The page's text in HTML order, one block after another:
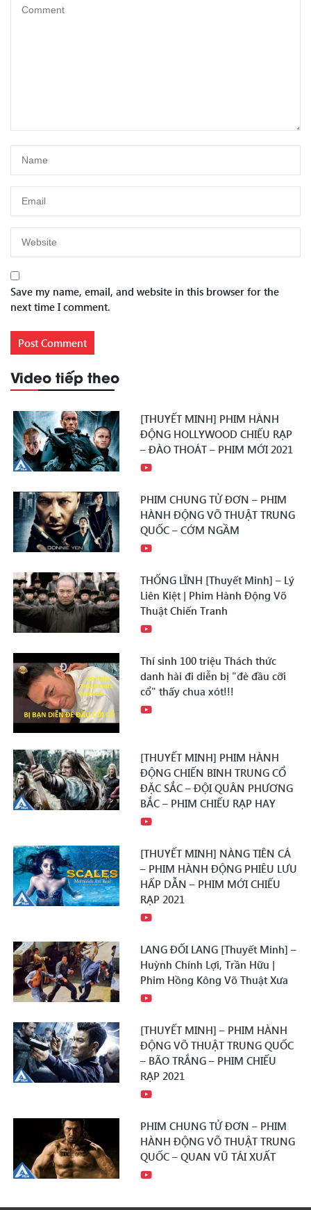
Save my name, email, and website in this browser for the
next time I comment.
Video tiếp theo
[THUYẾT MINH] PHIM HÀNH
ĐỘNG HOLLYWOOD CHIẾU RẠP
– ĐÀO THOÁT – PHIM MỚI 2021
PHIM CHUNG TỬ ĐƠN – PHIM
HÀNH ĐỘNG VÕ THUẬT TRUNG
QUỐC – CỚM NGẦM
THỐNG LĨNH [Thuyết Minh] – Lý
Liên Kiệt | Phim Hành Động Võ
Thuật Chiến Tranh
Thí sinh 100 triệu Thách thức
danh hài đi diễn bị "đè đầu cỡi
cổ" thấy chua xót!!!
[THUYẾT MINH] PHIM HÀNH
ĐỘNG CHIẾN BINH TRUNG CỔ
ĐẶC SẮC – ĐỘI QUÂN PHƯƠNG
BẮC – PHIM CHIẾU RẠP HAY
[THUYẾT MINH] NÀNG TIÊN CÁ
– PHIM HÀNH ĐỘNG PHIÊU LƯU
HẤP DẪN – PHIM MỚI CHIẾU
RẠP 2021
LANG ĐỐI LANG [Thuyết Minh] –
Huỳnh Chính Lợi, Trần Hữu |
Phim Hồng Kông Võ Thuật Xưa
[THUYẾT MINH] – PHIM HÀNH
ĐỘNG VÕ THUẬT TRUNG QUỐC
– BÃO TRẮNG – PHIM CHIẾU
RẠP 2021
PHIM CHUNG TỬ ĐƠN – PHIM
HÀNH ĐỘNG VÕ THUẬT TRUNG
QUỐC – QUAN VŨ TÁI XUẤT